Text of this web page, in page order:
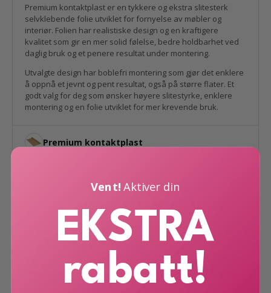
Perfekt til bord og bordplater, kjøkkenfronter,
kommoder og garderobeskap når du ønsker et
mørkere og mer eksklusivt uttrykk raskt og
kostnadseffektivt. Den passer også godt på dører og
Spesifikasjoner
Farge: Brunsort
Selvklebende: Ja
Underlag: Glatte og rene flater
Vedlikehold: Tørkes med fuktig klut
Premium kontaktplast er en tykkere og ekstra slitesterk
selvklebende folie utviklet for fornyelse av møbler og
interiør. Folien har realistiske design og en kraftigere
kvalitet som gir en mer solid følelse, bedre holdbarhet ved
daglig bruk og et penere resultat under montering.
Utvalgte design har boblefri montering som gjør det enklere
å oppnå et jevnt og pent resultat, også på større flater. Et
godt valg for deg som ønsker høyere slitestyrke, enklere
montering og en folie utviklet for mer krevende bruk.
Premium kontaktplast
Vent! Aktiver din
EKSTRA
rabatt!